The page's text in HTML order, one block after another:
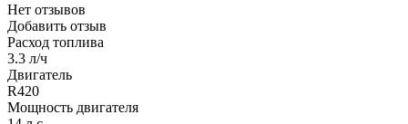
Нет отзывов
Добавить отзыв
Расход топлива
3.3 л/ч
Двигатель
R420
Мощность двигателя